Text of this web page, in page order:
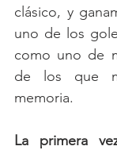
clásico, y
uno de los
como uno de
de los que
memoria.
La primera